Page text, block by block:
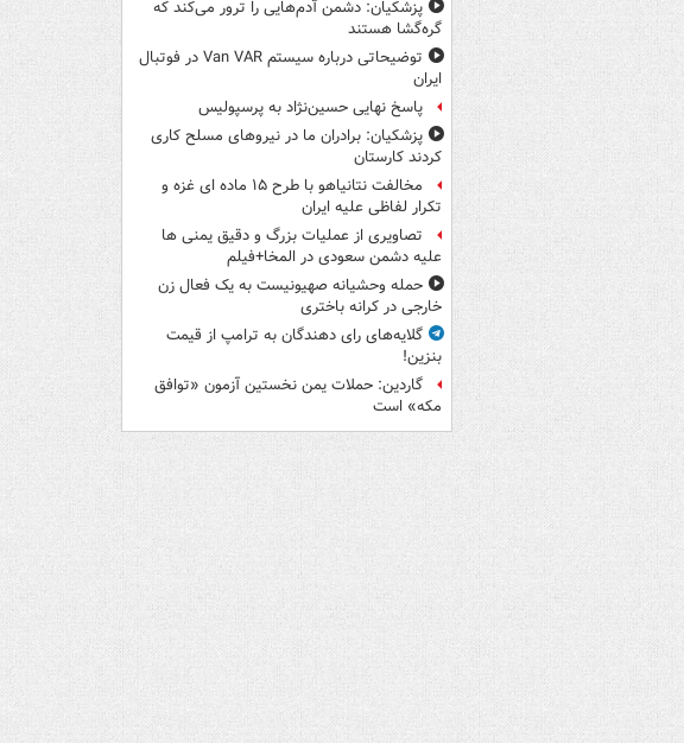
پزشکیان: دشمن آدم‌هایی را ترور می‌کند که
گره‌گشا هستند
توضیحاتی درباره سیستم Van VAR در فوتبال
ایران
پاسخ نهایی حسین‌نژاد به پرسپولیس
پزشکیان: برادران ما در نیروهای مسلح کاری
کردند کارستان
مخالفت نتانیاهو با طرح ۱۵ ماده ای غزه و
تکرار لفاظی علیه ایران
تصاویری از عملیات بزرگ و دقیق یمنی ها
علیه دشمن سعودی در المخا+فیلم
حمله وحشیانه صهیونیست به یک فعال زن
خارجی در کرانه باختری
گلایه‌های رای دهندگان به ترامپ از قیمت
بنزین!
گاردین: حملات یمن نخستین آزمون «توافق
مکه» است